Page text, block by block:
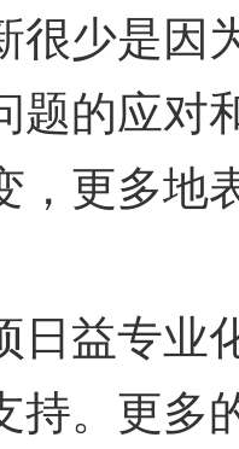
少是因
题的应对
，更多地
益专业
持。更多